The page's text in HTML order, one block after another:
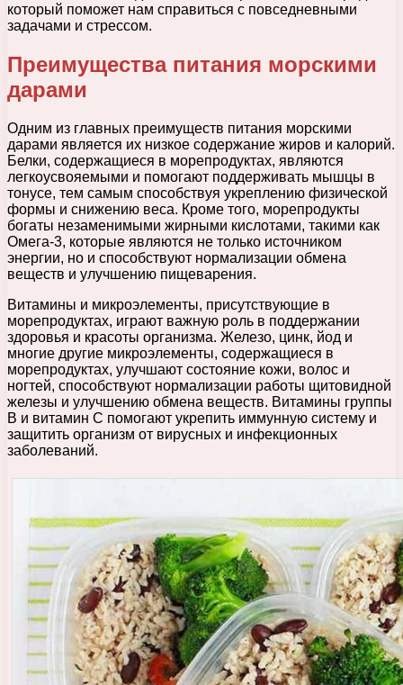
который поможет нам справиться с повседневными
задачами и стрессом.
Преимущества питания морскими
дарами
Одним из главных преимуществ питания морскими
дарами является их низкое содержание жиров и калорий.
Белки, содержащиеся в морепродуктах, являются
легкоусвояемыми и помогают поддерживать мышцы в
тонусе, тем самым способствуя укреплению физической
формы и снижению веса. Кроме того, морепродукты
богаты незаменимыми жирными кислотами, такими как
Омега-3, которые являются не только источником
энергии, но и способствуют нормализации обмена
веществ и улучшению пищеварения.
Витамины и микроэлементы, присутствующие в
морепродуктах, играют важную роль в поддержании
здоровья и красоты организма. Железо, цинк, йод и
многие другие микроэлементы, содержащиеся в
морепродуктах, улучшают состояние кожи, волос и
ногтей, способствуют нормализации работы щитовидной
железы и улучшению обмена веществ. Витамины группы
В и витамин С помогают укрепить иммунную систему и
защитить организм от вирусных и инфекционных
заболеваний.